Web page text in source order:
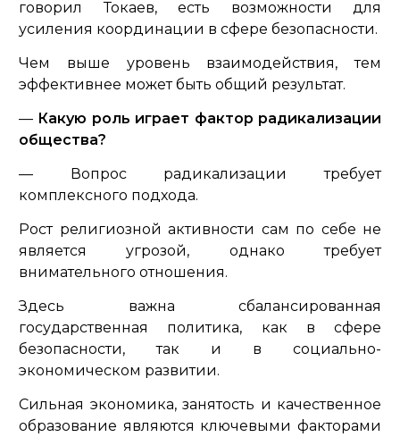
говорил Токаев, есть возможности для
усиления координации в сфере безопасности.
Чем выше уровень взаимодействия, тем
эффективнее может быть общий результат.
— Какую роль играет фактор радикализации
общества?
— Вопрос радикализации требует
комплексного подхода.
Рост религиозной активности сам по себе не
является угрозой, однако требует
внимательного отношения.
Здесь важна сбалансированная
государственная политика, как в сфере
безопасности, так и в социально-
экономическом развитии.
Сильная экономика, занятость и качественное
образование являются ключевыми факторами